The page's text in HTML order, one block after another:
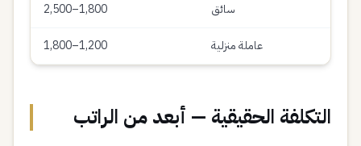
سائق 1,800–2,500
عاملة منزلية 1,200–1,800
التكلفة الحقيقية — أبعد من الراتب